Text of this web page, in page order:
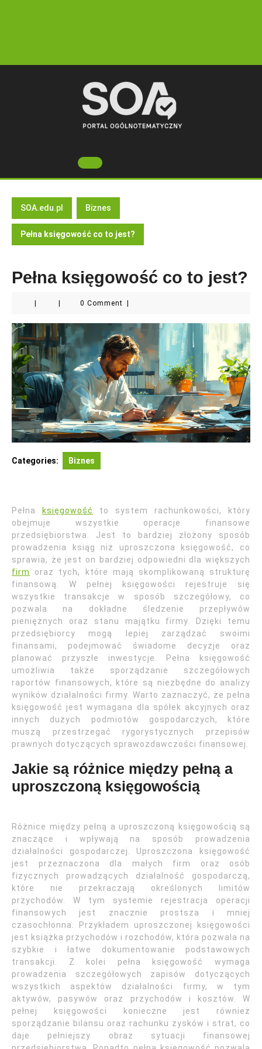
Open
Button
SOA.edu.pl Biznes
Pełna księgowość co to jest?
Pełna księgowość co to jest?
0 Comment
Categories: Biznes
Pełna księgowość
to system rachunkowości, który
obejmuje wszystkie operacje finansowe
przedsiębiorstwa. Jest to bardziej złożony sposób
prowadzenia ksiąg niż uproszczona księgowość, co
sprawia, że jest on bardziej odpowiedni dla większych
firm
oraz tych, które mają skomplikowaną strukturę
finansową. W pełnej księgowości rejestruje się
wszystkie transakcje w sposób szczegółowy, co
pozwala na dokładne śledzenie przepływów
pieniężnych oraz stanu majątku firmy. Dzięki temu
przedsiębiorcy mogą lepiej zarządzać swoimi
finansami, podejmować świadome decyzje oraz
planować przyszłe inwestycje. Pełna księgowość
umożliwia także sporządzanie szczegółowych
raportów finansowych, które są niezbędne do analizy
wyników działalności firmy. Warto zaznaczyć, że pełna
księgowość jest wymagana dla spółek akcyjnych oraz
innych dużych podmiotów gospodarczych, które
muszą przestrzegać rygorystycznych przepisów
prawnych dotyczących sprawozdawczości finansowej.
Jakie są różnice między pełną a
uproszczoną księgowością
Różnice między pełną a uproszczoną księgowością są
znaczące i wpływają na sposób prowadzenia
działalności gospodarczej. Uproszczona księgowość
jest przeznaczona dla małych firm oraz osób
fizycznych prowadzących działalność gospodarczą,
które nie przekraczają określonych limitów
przychodów. W tym systemie rejestracja operacji
finansowych jest znacznie prostsza i mniej
czasochłonna. Przykładem uproszczonej księgowości
jest książka przychodów i rozchodów, która pozwala na
szybkie i łatwe dokumentowanie podstawowych
transakcji. Z kolei pełna księgowość wymaga
prowadzenia szczegółowych zapisów dotyczących
wszystkich aspektów działalności firmy, w tym
aktywów, pasywów oraz przychodów i kosztów. W
pełnej księgowości konieczne jest również
sporządzanie bilansu oraz rachunku zysków i strat, co
daje pełniejszy obraz sytuacji finansowej